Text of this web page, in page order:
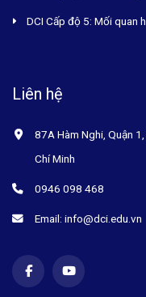
DCI Cấp độ 5: Mối quan
Liên hệ
87A Hàm Nghi, Quận
Chí Minh
0946 098 468
Email: info@dci.edu.vn